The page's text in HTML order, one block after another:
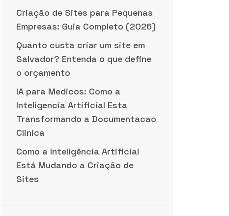
Criação de Sites para Pequenas
Empresas: Guia Completo (2026)
Quanto custa criar um site em
Salvador? Entenda o que define
o orçamento
IA para Medicos: Como a
Inteligencia Artificial Esta
Transformando a Documentacao
Clinica
Como a Inteligência Artificial
Está Mudando a Criação de
Sites